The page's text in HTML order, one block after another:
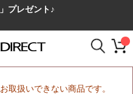
プレゼント♪
取扱いできない商品です。